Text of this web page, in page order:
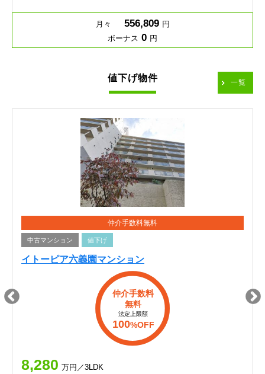
月々 556,809 円
ボーナス 0 円
値下げ物件 一覧
仲介手数料無料
中古マンション 値下げ
イトーピア六義園マンション
仲介手数料
無料
法定上限額
100%OFF
8,280 万円／3LDK